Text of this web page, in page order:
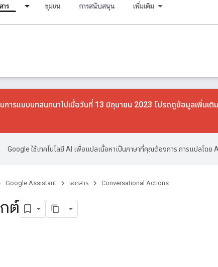
าร ชุมชน การสนับสนุน เพิ่มเติม
นินการแบบบทสนทนาไปเมื่อวันที่ 13 มิถุนายน 2023 โปรดดูข้อมูลเพิ่มเ
Google ใช้เทคโนโลยี AI เพื่อแปลเนื้อหาเป็นภาษาที่คุณต้องการ การแปลโดย
Google Assistant เอกสาร Conversational Actions
กต์